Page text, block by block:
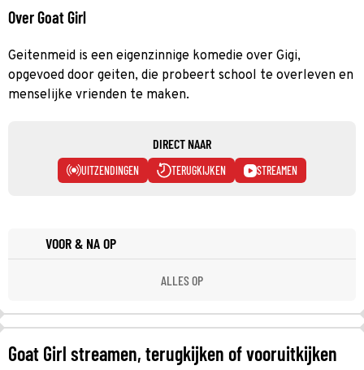
Over Goat Girl
Geitenmeid is een eigenzinnige komedie over Gigi,
opgevoed door geiten, die probeert school te overleven en
menselijke vrienden te maken.
DIRECT NAAR
UITZENDINGEN TERUGKIJKEN STREAMEN
VOOR & NA OP
ALLES OP
Goat Girl streamen, terugkijken of vooruitkijken